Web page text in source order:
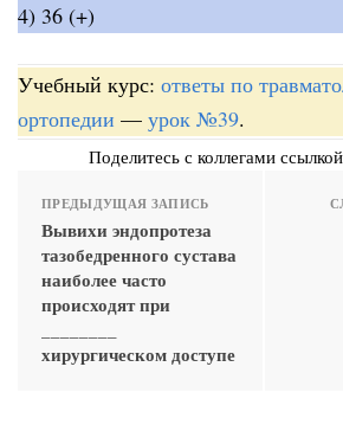
4) 36 (+)
Учебный курс: ответы по
ортопедии — урок №39.
Поделитесь с коллегами
ПРЕДЫДУЩАЯ ЗАПИСЬ
Вывихи эндопротеза
тазобедренного сустава
наиболее часто
происходят при
хирургическом доступе